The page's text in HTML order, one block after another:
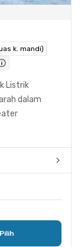
k. mandi)
Listrik
dalam
Pilih